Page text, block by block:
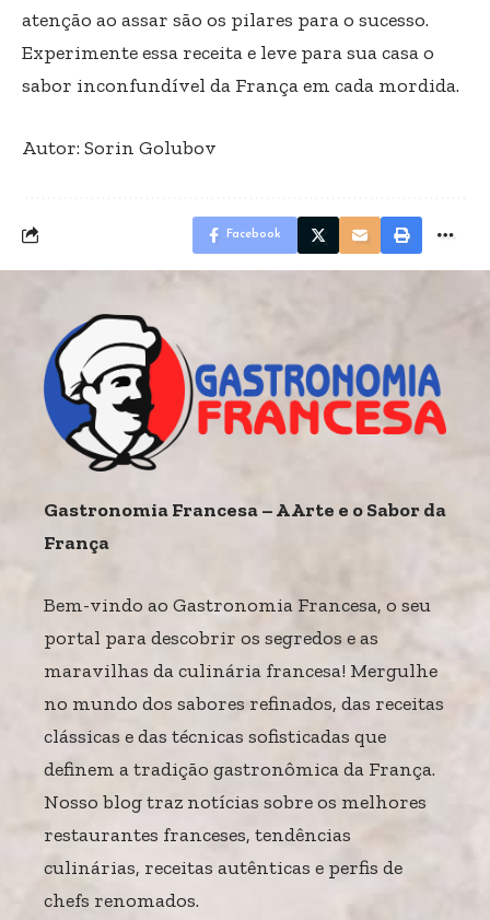
atenção ao assar são os pilares para o sucesso.
Experimente essa receita e leve para sua casa o
sabor inconfundível da França em cada mordida.
Autor: Sorin Golubov
Facebook
Gastronomia Francesa – A Arte e o Sabor da
França
Bem-vindo ao Gastronomia Francesa, o seu
portal para descobrir os segredos e as
maravilhas da culinária francesa! Mergulhe
no mundo dos sabores refinados, das receitas
clássicas e das técnicas sofisticadas que
definem a tradição gastronômica da França.
Nosso blog traz notícias sobre os melhores
restaurantes franceses, tendências
culinárias, receitas autênticas e perfis de
chefs renomados.